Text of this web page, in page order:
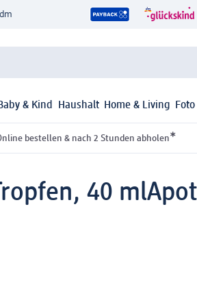
& Kind Haushalt Home & Living Foto
bestellen & nach 2 Stunden abholen*
40 ml